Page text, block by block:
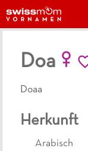
Doa
Doaa
Herkunft
Arabisch